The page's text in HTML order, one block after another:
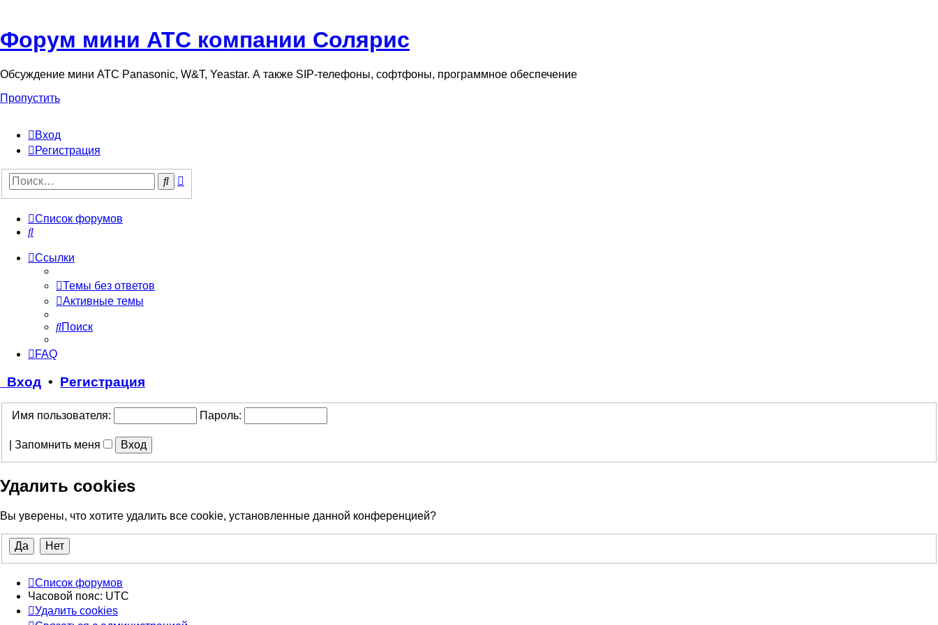
Форум мини АТС компании Солярис
Обсуждение мини АТС Panasonic, W&T, Yeastar. А также SIP-телефоны, софтфоны, программное обеспечение
Пропустить
Вход
Регистрация
Поиск
Список форумов
Поиск
Ссылки
Темы без ответов
Активные темы
Поиск
FAQ
Вход • Регистрация
Имя пользователя: Пароль:
Запомнить меня
Удалить cookies
Вы уверены, что хотите удалить все cookie, установленные данной конференцией?
Список форумов
Часовой пояс: UTC
Удалить cookies